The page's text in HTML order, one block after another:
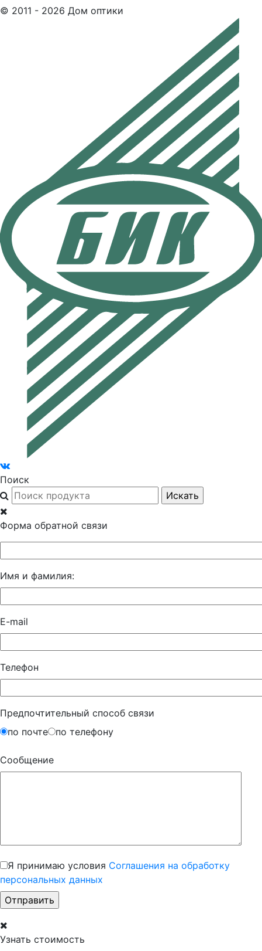
© 2011 - 2026 Дом оптики
Поиск
Форма обратной связи
Имя и фамилия:
E-mail
Телефон
Предпочтительный способ связи
по почте
по телефону
Сообщение
Я принимаю условия Соглашения на обработку
персональных данных
Узнать стоимость